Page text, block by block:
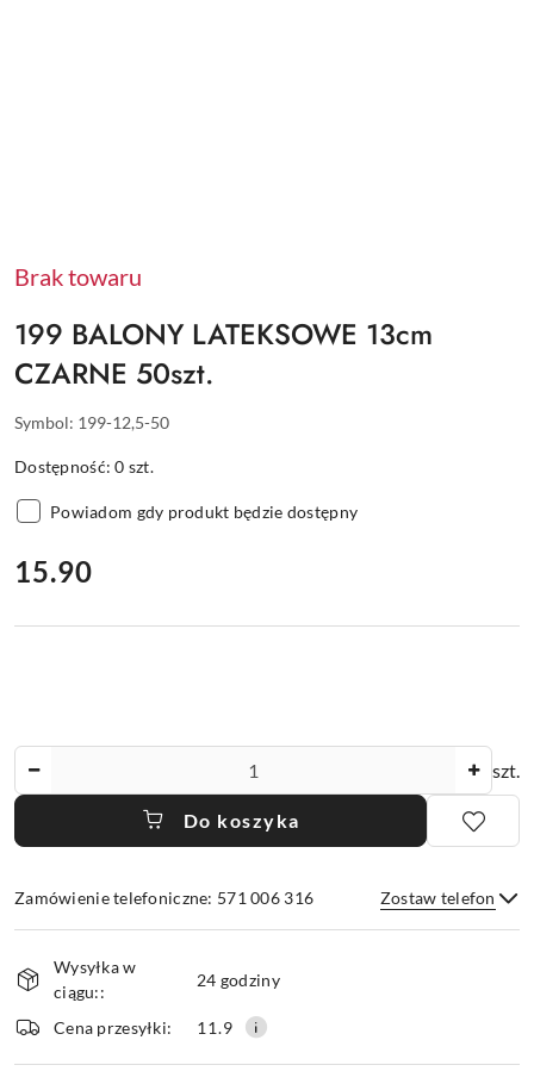
Brak towaru
199 BALONY LATEKSOWE 13cm
CZARNE 50szt.
Symbol: 199-12,5-50
Dostępność:0 szt.
Powiadom gdy produkt będzie dostępny
cena:
15.90
szt.
Do koszyka
Zamówienie telefoniczne: 571 006 316 Zostaw telefon
i
dostawa
Wysyłka w
ciągu::
24 godziny
Cena przesyłki: 11.9